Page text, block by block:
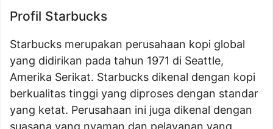
Profil Starbucks
Starbucks merupakan perusahaan kopi global
yang didirikan pada tahun 1971 di Seattle,
Amerika Serikat. Starbucks dikenal dengan kopi
berkualitas tinggi yang diproses dengan standar
yang ketat. Perusahaan ini juga dikenal dengan
suasana yang nyaman dan pelayanan yang